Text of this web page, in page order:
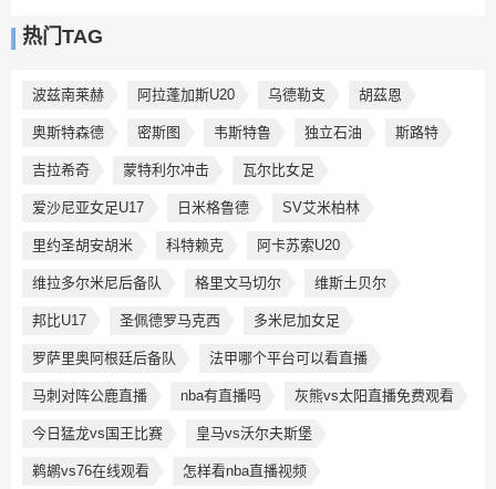
热门TAG
波兹南莱赫 阿拉蓬加斯U20 乌德勒支 胡茲恩
奥斯特森德 密斯图 韦斯特鲁 独立石油 斯路特
吉拉希奇 蒙特利尔冲击 瓦尔比女足
爱沙尼亚女足U17 日米格鲁德 SV艾米柏林
里约圣胡安胡米 科特赖克 阿卡苏索U20
维拉多尔米尼后备队 格里文马切尔 维斯土贝尔
邦比U17 圣佩德罗马克西 多米尼加女足
罗萨里奥阿根廷后备队 法甲哪个平台可以看直播
马刺对阵公鹿直播 nba有直播吗 灰熊vs太阳直播免费观看
今日猛龙vs国王比赛 皇马vs沃尔夫斯堡
鹈鹕vs76在线观看 怎样看nba直播视频